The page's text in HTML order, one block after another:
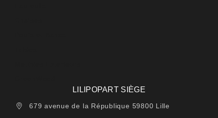
LILIPOPART SIÈGE
679 avenue de la République 59800 Lille